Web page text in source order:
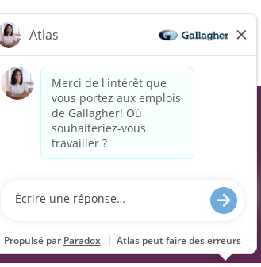
l'utilisation de ce
U.